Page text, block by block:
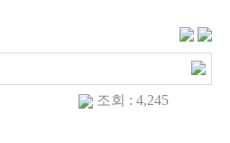
조회 : 4,245